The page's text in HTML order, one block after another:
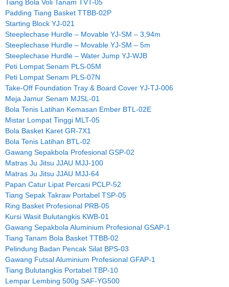
Tiang Bola Voli Tanam TVT-05
Padding Tiang Basket TTBB-02P
Starting Block YJ-021
Steeplechase Hurdle – Movable YJ-SM – 3,94m
Steeplechase Hurdle – Movable YJ-SM – 5m
Steeplechase Hurdle – Water Jump YJ-WJB
Peti Lompat Senam PLS-05M
Peti Lompat Senam PLS-07N
Take-Off Foundation Tray & Board Cover YJ-TJ-006
Meja Jamur Senam MJSL-01
Bola Tenis Latihan Kemasan Ember BTL-02E
Mistar Lompat Tinggi MLT-05
Bola Basket Karet GR-7X1
Bola Tenis Latihan BTL-02
Gawang Sepakbola Profesional GSP-02
Matras Ju Jitsu JJAU MJJ-100
Matras Ju Jitsu JJAU MJJ-64
Papan Catur Lipat Percasi PCLP-52
Tiang Sepak Takraw Portabel TSP-05
Ring Basket Profesional PRB-05
Kursi Wasit Bulutangkis KWB-01
Gawang Sepakbola Aluminium Profesional GSAP-1
Tiang Tanam Bola Basket TTBB-02
Pelindung Badan Pencak Silat BPS-03
Gawang Futsal Aluminium Profesional GFAP-1
Tiang Bulutangkis Portabel TBP-10
Lempar Lembing 500g SAF-YG500